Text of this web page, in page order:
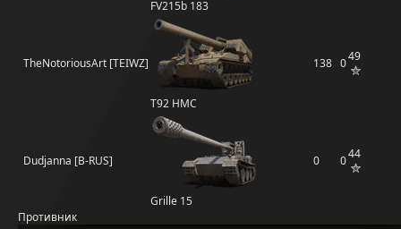
FV215b 183
TheNotoriousArt [TEIWZ]
T92 HMC
138 049
Dudjanna [B-RUS]
Grille 15
0 044
Противник